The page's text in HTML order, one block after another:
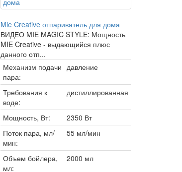
Mie Creative отпариватель для дома
ВИДЕО MIE MAGIC STYLE: Мощность
MIE Creative - выдающийся плюс
данного отп...
Механизм подачи
пара:
давление
Требования к
воде:
дистиллированная
Мощность, Вт:
2350 Вт
Поток пара, мл/
мин:
55 мл/мин
Объем бойлера,
мл:
2000 мл